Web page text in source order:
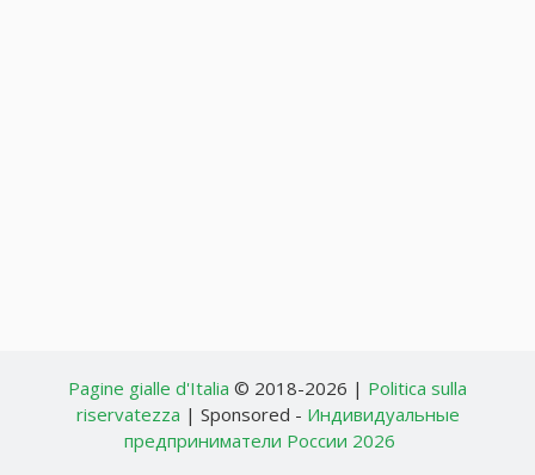
Pagine gialle d'Italia © 2018-2026 | Politica sulla
riservatezza | Sponsored - Индивидуальные
предприниматели России 2026